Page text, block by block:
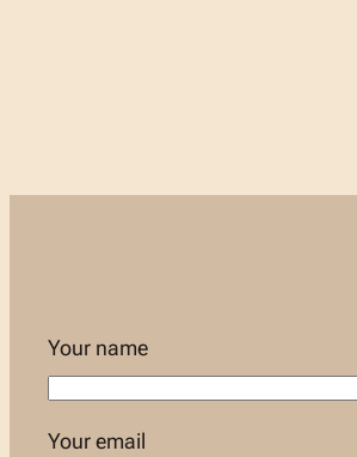
Your name
Your email